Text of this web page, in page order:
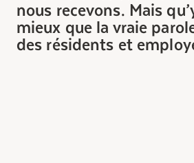
nous recevons. Mais
mieux que la vraie
des résidents et